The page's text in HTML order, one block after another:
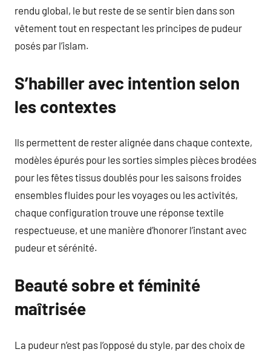
rendu global, le but reste de se sentir bien dans son
vêtement tout en respectant les principes de pudeur
posés par l’islam.
S’habiller avec intention selon
les contextes
Ils permettent de rester alignée dans chaque contexte,
modèles épurés pour les sorties simples pièces brodées
pour les fêtes tissus doublés pour les saisons froides
ensembles fluides pour les voyages ou les activités,
chaque configuration trouve une réponse textile
respectueuse, et une manière d’honorer l’instant avec
pudeur et sérénité.
Beauté sobre et féminité
maîtrisée
La pudeur n’est pas l’opposé du style, par des choix de